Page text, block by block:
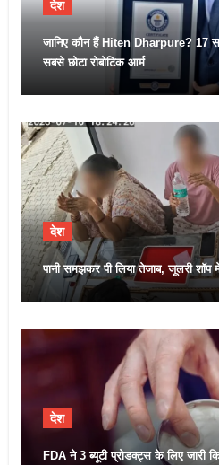
देश
जानिए कौन हैं Hiten Dharpure? 17
सबसे छोटा रोबोटिक आर्म
देश
पानी समझकर पी लिया तेजाब, जूलरी शॉप
देश
FDA ने 3 ब्यूटी प्रोडक्ट्स के लिए जारी